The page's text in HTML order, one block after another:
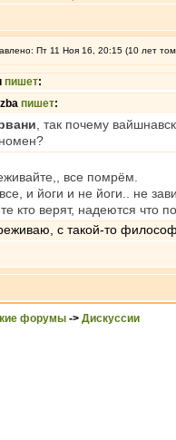
Пт 11 Ноя 16, 20:15 (10 лет
пишет:
пишет:
, так почему
все помрём.
и йоги и не йоги.. не
кто верят, надеются что
с такой-то
форумы -> Дискуссии